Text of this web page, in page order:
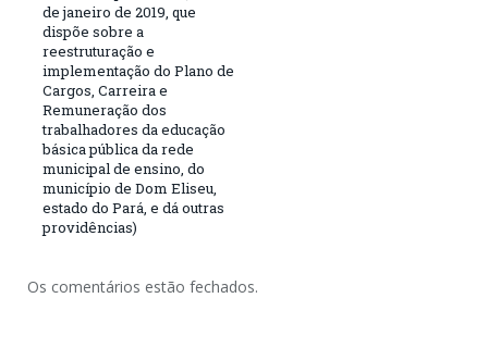
de janeiro de 2019, que
dispõe sobre a
reestruturação e
implementação do Plano de
Cargos, Carreira e
Remuneração dos
trabalhadores da educação
básica pública da rede
municipal de ensino, do
município de Dom Eliseu,
estado do Pará, e dá outras
providências)
Os comentários estão fechados.